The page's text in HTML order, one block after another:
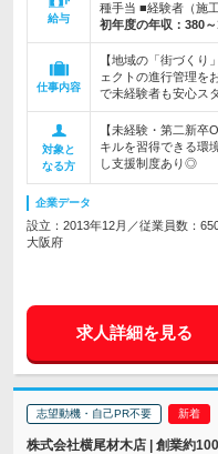
給与
種手当 ■経験者（施
初年度の年収： 380
仕事内容
【地域の「街づくり
ェクトの進行管理を
で未経験者も安心ス
対象と
なる方
【未経験・第二新卒
キルを習得できる環
し支援制度あり◎
企業データ
設立：2013年12月／従業員数：
大阪府
求人詳細を見る
志望動機・自己PR不要
株式会社横尾材木店 | 創業約